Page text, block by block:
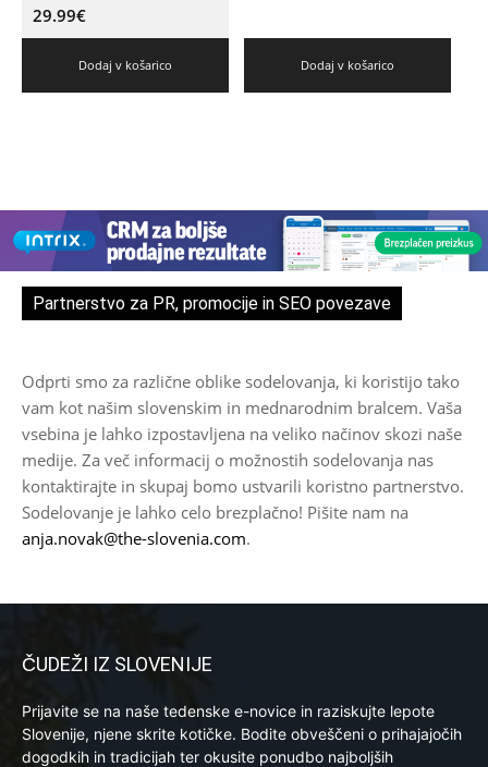
29.99€
Dodaj v košarico Dodaj v košarico
Partnerstvo za PR, promocije in SEO povezave
Odprti smo za različne oblike sodelovanja, ki koristijo tako
vam kot našim slovenskim in mednarodnim bralcem. Vaša
vsebina je lahko izpostavljena na veliko načinov skozi naše
medije. Za več informacij o možnostih sodelovanja nas
kontaktirajte in skupaj bomo ustvarili koristno partnerstvo.
Sodelovanje je lahko celo brezplačno! Pišite nam na
anja.novak@the-slovenia.com.
ČUDEŽI IZ SLOVENIJE
Prijavite se na naše tedenske e-novice in raziskujte lepote
Slovenije, njene skrite kotičke. Bodite obveščeni o prihajajočih
dogodkih in tradicijah ter okusite ponudbo najboljših